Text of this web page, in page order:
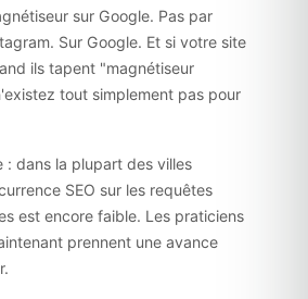
sur Google. Pas par
Sur Google. Et si votre site
ils tapent "magnétiseur
tout simplement pas pour
: dans la plupart des villes
SEO sur les requêtes
est encore faible. Les praticiens
prennent une avance